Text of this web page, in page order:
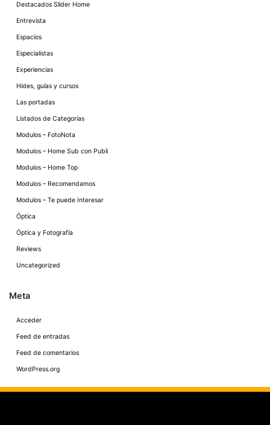
Destacados Slider Home
Entrevista
Espacios
Especialistas
Experiencias
Hides, guías y cursos
Las portadas
Listados de Categorías
Modulos – FotoNota
Modulos – Home Sub con Publi
Modulos – Home Top
Modulos – Recomendamos
Modulos – Te puede Interesar
Óptica
Óptica y Fotografía
Reviews
Uncategorized
Meta
Acceder
Feed de entradas
Feed de comentarios
WordPress.org